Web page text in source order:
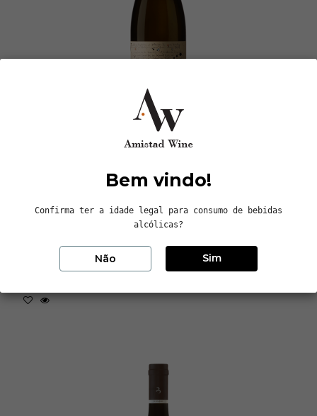
Durnberg - Grauburgunder Reserve - Dürnberg
27,00 €
Adicionar ao carrinho
Bem vindo!
Confirma ter a idade legal para consumo de bebidas
alcólicas?
Não Sim